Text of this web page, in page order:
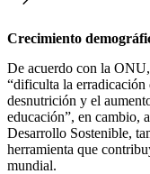
Crecimiento
De acuerdo con la
“dificulta la erradicación
desnutrición y el
educación”, en cambio,
Desarrollo Sostenible,
herramienta que
mundial.